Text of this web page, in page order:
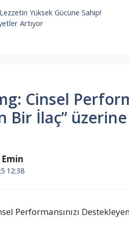
Yüksek Gücüne Sahip!
Artıyor
Cinsel
Bir İlaç”
12:38
Performansınızı